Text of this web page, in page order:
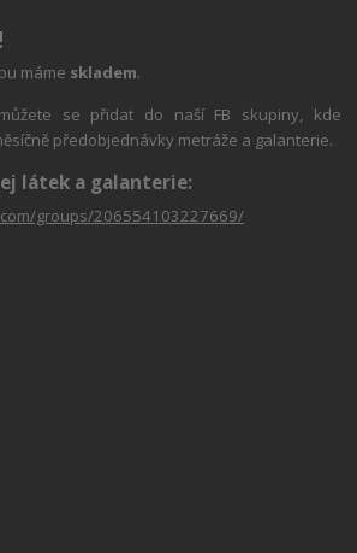
máme skladem.
se přidat do naší FB skupiny, kde
předobjednávky metráže a galanterie.
látek a galanterie:
groups/206554103227669/